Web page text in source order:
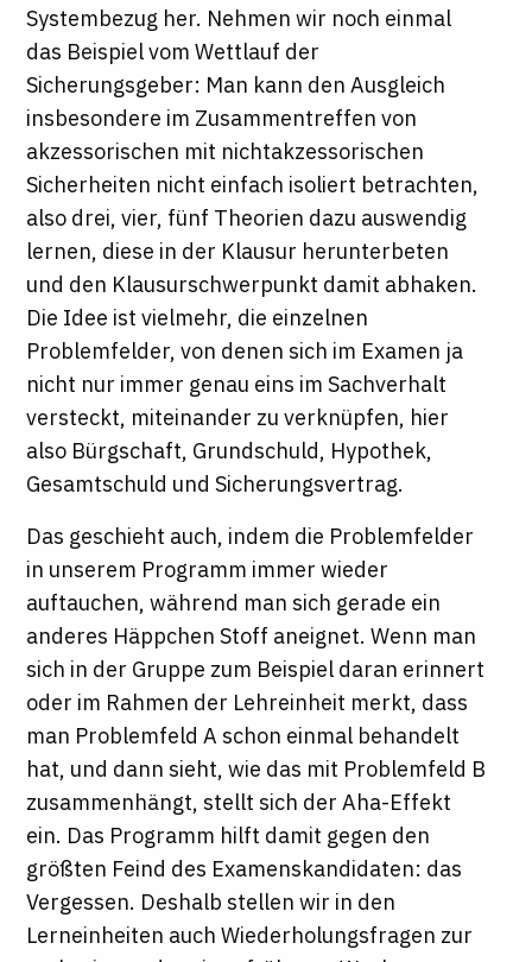
Systembezug her. Nehmen wir noch einmal
das Beispiel vom Wettlauf der
Sicherungsgeber: Man kann den Ausgleich
insbesondere im Zusammentreffen von
akzessorischen mit nichtakzessorischen
Sicherheiten nicht einfach isoliert betrachten,
also drei, vier, fünf Theorien dazu auswendig
lernen, diese in der Klausur herunterbeten
und den Klausurschwerpunkt damit abhaken.
Die Idee ist vielmehr, die einzelnen
Problemfelder, von denen sich im Examen ja
nicht nur immer genau eins im Sachverhalt
versteckt, miteinander zu verknüpfen, hier
also Bürgschaft, Grundschuld, Hypothek,
Gesamtschuld und Sicherungsvertrag.
Das geschieht auch, indem die Problemfelder
in unserem Programm immer wieder
auftauchen, während man sich gerade ein
anderes Häppchen Stoff aneignet. Wenn man
sich in der Gruppe zum Beispiel daran erinnert
oder im Rahmen der Lehreinheit merkt, dass
man Problemfeld A schon einmal behandelt
hat, und dann sieht, wie das mit Problemfeld B
zusammenhängt, stellt sich der Aha-Effekt
ein. Das Programm hilft damit gegen den
größten Feind des Examenskandidaten: das
Vergessen. Deshalb stellen wir in den
Lerneinheiten auch Wiederholungsfragen zur